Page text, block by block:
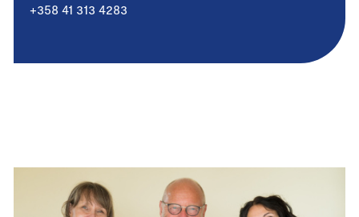
+358 41 313 4283